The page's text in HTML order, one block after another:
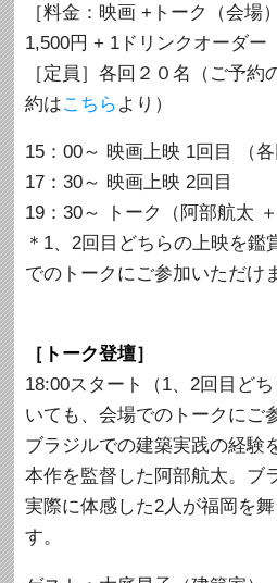
［料金：映画 +トーク（会場）
1,500円 + 1ドリンクオーダー
［定員］各回２０名（ご予
約はこちら より）
15：00～ 映画上映 1回目 （各
17：30～ 映画上映 2回目
19：30～ トーク（阿部航太
＊1、2回目どちらの上映を鑑
でのトークにご参加いただけ
［トーク登壇］
18:00スタート（1、2回目ど
いても、会場でのトークにご
ブラジルでの建築実践の経験
本作を監督した阿部航太。ブ
実際に体感した2人が福岡を
す。